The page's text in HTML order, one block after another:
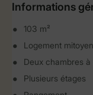
Informations
103 m²
Logement mitoyen
Deux chambres
Plusieurs étages